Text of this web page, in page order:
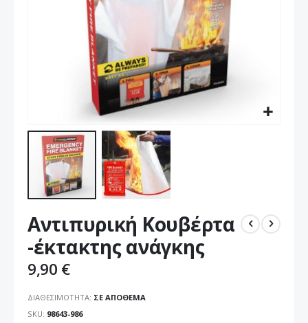
στην
αρχή
της
συλλογής
εικόνων
Αντιπυρική Κουβέρτα
-έκτακτης ανάγκης
9,90 €
ΔΙΑΘΕΣΙΜΌΤΗΤΑ: ΣΕ ΑΠΌΘΕΜΑ
SKU 98643-986